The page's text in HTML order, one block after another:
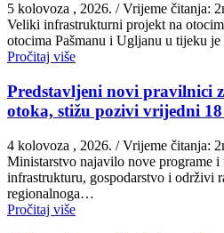
5 kolovoza , 2026. / Vrijeme čitanja:
Veliki infrastrukturni projekt na
otocima Pašmanu i Ugljanu u tijeku
Pročitaj više
Predstavljeni novi pravilnici
otoka, stižu pozivi vrijedni
4 kolovoza , 2026. / Vrijeme čitanja:
Ministarstvo najavilo nove programe i
infrastrukturu, gospodarstvo i održivi
regionalnoga…
Pročitaj više